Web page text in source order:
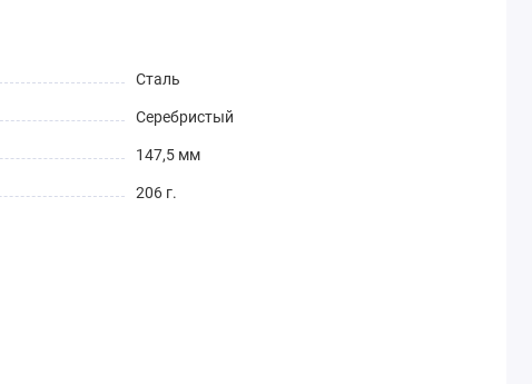
Сталь
Серебристый
147,5 мм
206 г.